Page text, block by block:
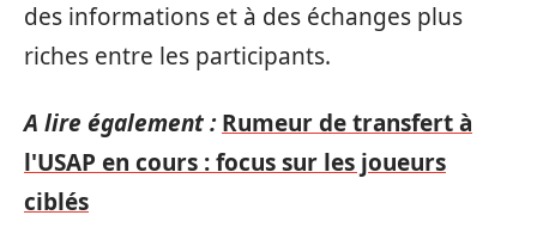
des informations et à des échanges plus
riches entre les participants.
A lire également : Rumeur de transfert à
l'USAP en cours : focus sur les joueurs
ciblés